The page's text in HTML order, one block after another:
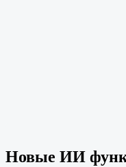
Новые ИИ